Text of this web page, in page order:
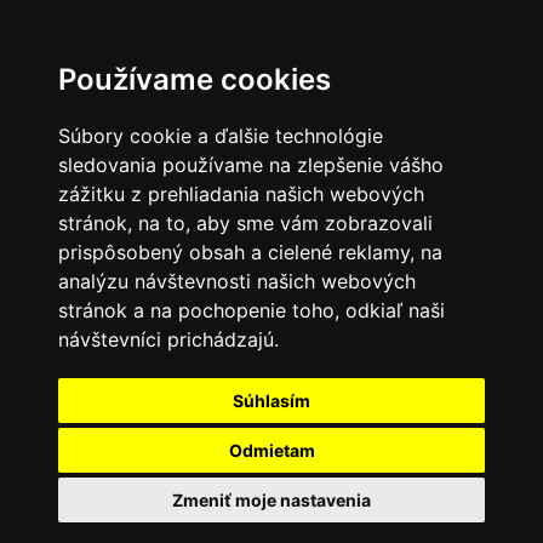
Používame cookies
Súbory cookie a ďalšie technológie
sledovania používame na zlepšenie vášho
zážitku z prehliadania našich webových
stránok, na to, aby sme vám zobrazovali
prispôsobený obsah a cielené reklamy, na
analýzu návštevnosti našich webových
stránok a na pochopenie toho, odkiaľ naši
návštevníci prichádzajú.
Súhlasím
Odmietam
Zmeniť moje nastavenia